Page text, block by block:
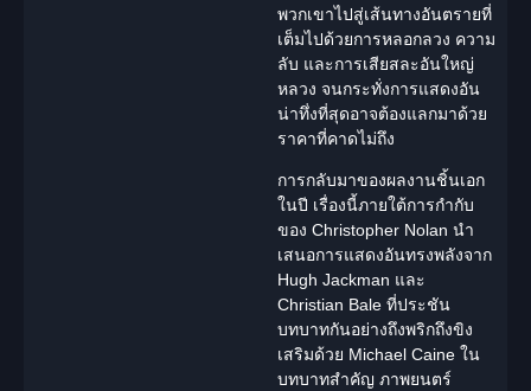
พวกเขาไปสู่เส้นทางอันตรายที่
เต็มไปด้วยการหลอกลวง ความ
ลับ และการเสียสละอันใหญ่
หลวง จนกระทั่งการแสดงอัน
น่าทึ่งที่สุดอาจต้องแลกมาด้วย
ราคาที่คาดไม่ถึง
การกลับมาของผลงานชิ้นเอก
ในปี เรื่องนี้ภายใต้การกำกับ
ของ Christopher Nolan นำ
เสนอการแสดงอันทรงพลังจาก
Hugh Jackman และ
Christian Bale ที่ประชัน
บทบาทกันอย่างถึงพริกถึงขิง
เสริมด้วย Michael Caine ใน
บทบาทสำคัญ ภาพยนตร์